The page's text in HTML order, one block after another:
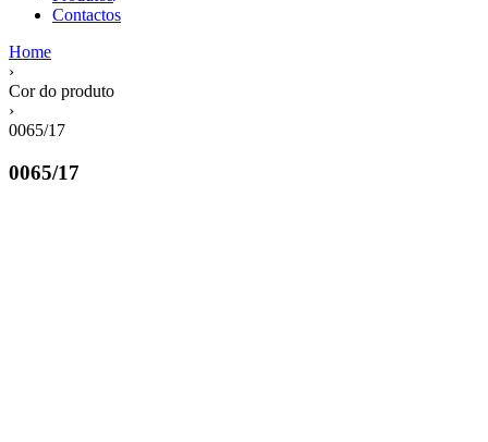
Contactos
Home
›
Cor do produto
›
0065/17
0065/17